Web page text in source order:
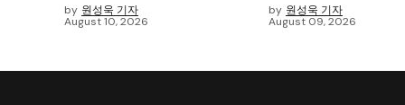
by 원성욱 기자
August 10, 2026
by 원성욱 기자
August 09, 2026